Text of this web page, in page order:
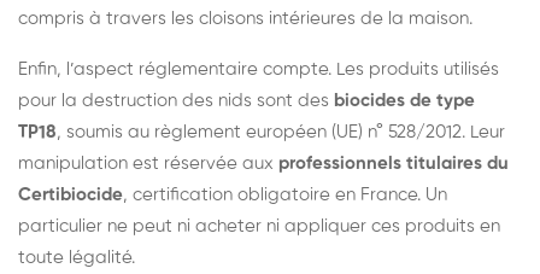
compris à travers les cloisons intérieures de la maison.
Enfin, l’aspect réglementaire compte. Les produits utilisés
pour la destruction des nids sont des biocides de type
TP18, soumis au règlement européen (UE) n° 528/2012. Leur
manipulation est réservée aux professionnels titulaires du
Certibiocide, certification obligatoire en France. Un
particulier ne peut ni acheter ni appliquer ces produits en
toute légalité.